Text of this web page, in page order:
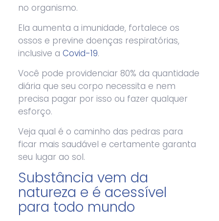
no organismo.
Ela aumenta a imunidade, fortalece os
ossos e previne doenças respiratórias,
inclusive aCovid-19.
Você pode providenciar 80% da quantidade
diária que seu corpo necessita e nem
precisa pagar por isso ou fazer qualquer
esforço.
Veja qual é o caminho das pedras para
ficar mais saudável e certamente garanta
seu lugar ao sol.
Substância vem da
natureza e é acessível
para todo mundo